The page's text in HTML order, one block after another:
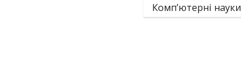
Комп’ютерні науки